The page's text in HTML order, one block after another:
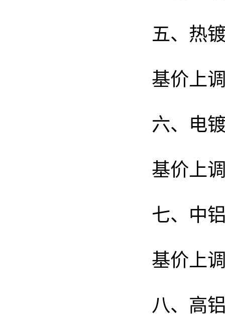
五、热
基价上
六、电
基价上
七、中
基价上
八、高